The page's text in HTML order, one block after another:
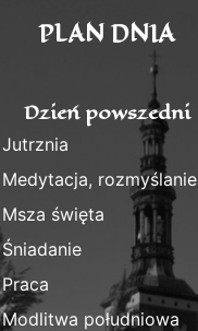
PLAN DNIA
Dzień powszedni
Jutrznia
Medytacja, rozmyślanie
Msza święta
Śniadanie
Praca
Modlitwa południowa